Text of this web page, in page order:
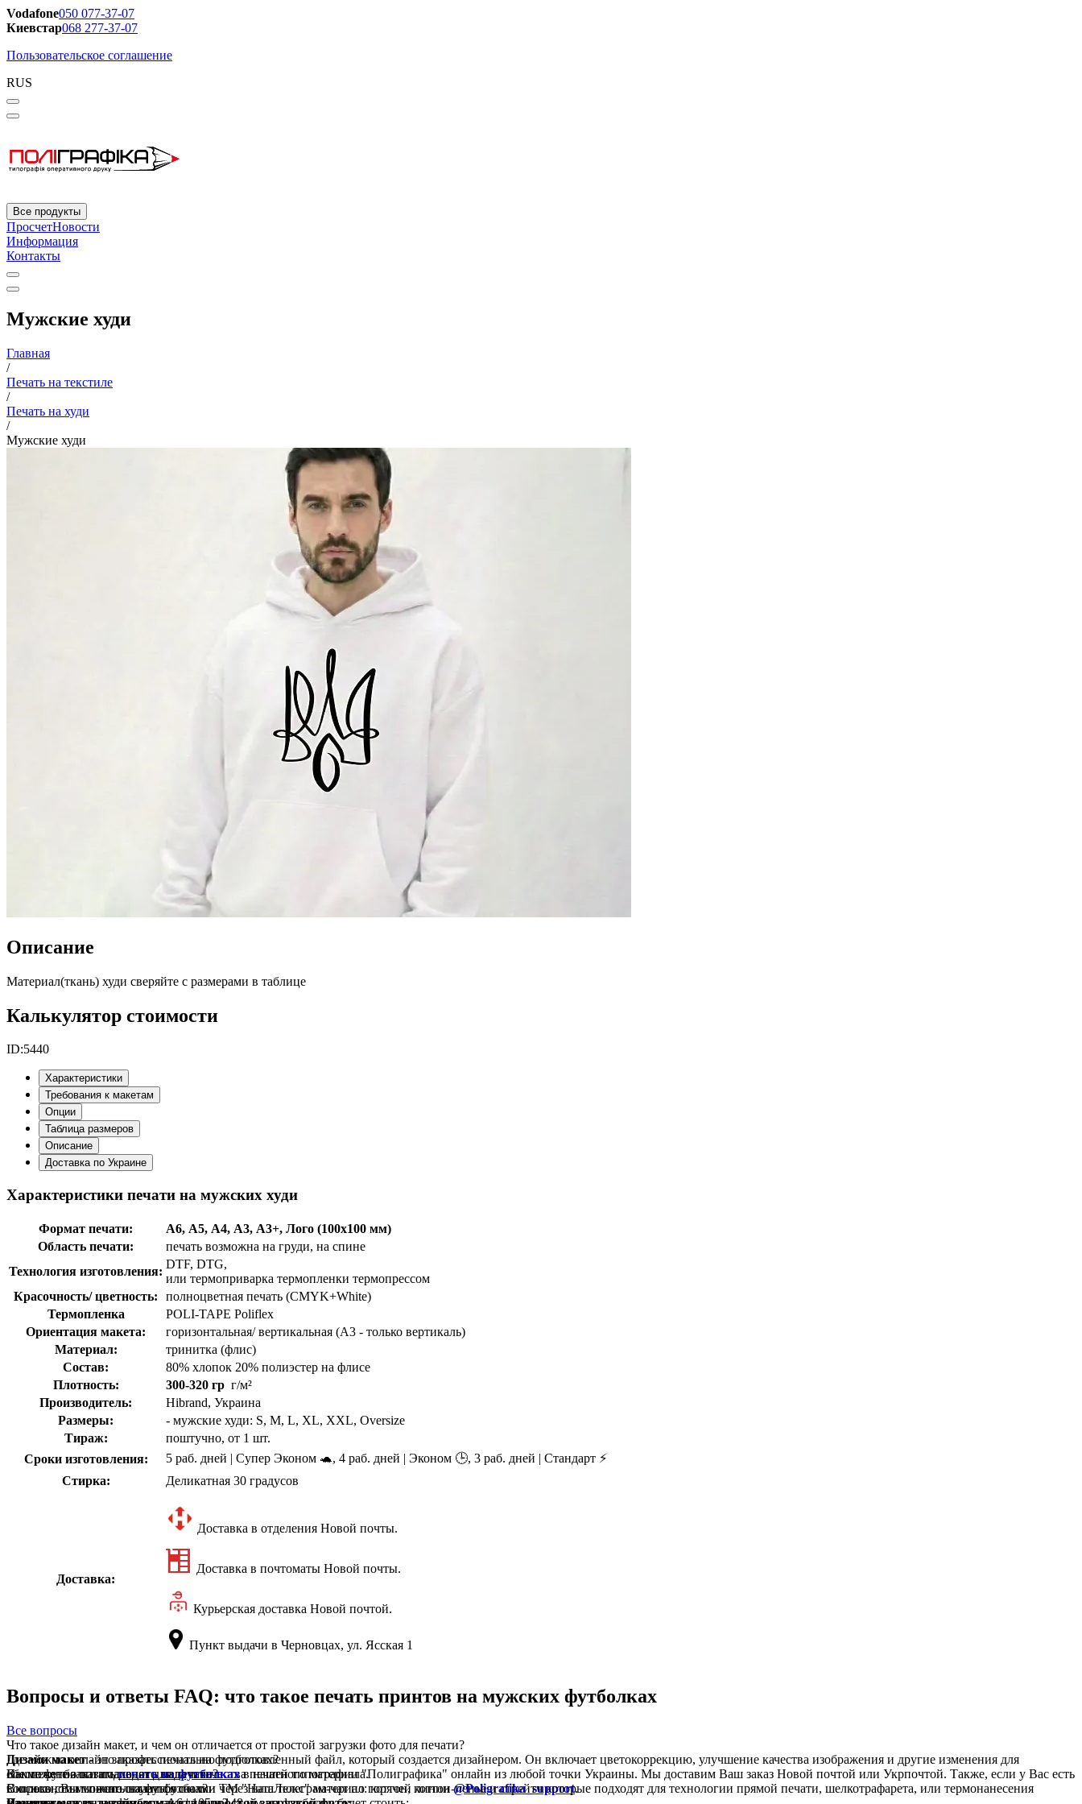
Vodafone050 077-37-07
Киевстар068 277-37-07
Пользовательское соглашение
RUS
Все продукты
ПросчетНовости
Информация
Контакты
Мужские худи
Главная
/
Печать на текстиле
/
Печать на худи
/
Мужские худи
Описание
Материал(ткань) худи сверяйте с размерами в таблице
Калькулятор стоимости
ID:5440
Характеристики
Требования к макетам
Опции
Таблица размеров
Описание
Доставка по Украине
Характеристики печати на мужских худи
Формат печати:
А6, А5, А4, А3, А3+, Лого (100х100 мм)
Область печати:
печать возможна на груди, на спине
Технология изготовления:
DTF, DTG,
или термоприварка термопленки термопрессом
Красочность/ цветность:
полноцветная печать (СMYK+White)
Термопленка
POLI-TAPE Poliflex
Ориентация макета:
горизонтальная/ вертикальная (А3 - только вертикаль)
Материал:
тринитка (флис)
Состав:
80% хлопок 20% полиэстер на флисе
Плотность:
300-320 гр г/м²
Производитель:
Hibrand, Украина
Размеры:
- мужские худи: S, M, L, XL, XXL, Oversize
Тираж:
поштучно, от 1 шт.
Сроки изготовления:
5 раб. дней | Супер Эконом 🐢, 4 раб. дней | Эконом 🕒, 3 раб. дней | Стандарт ⚡
Стирка:
Деликатная 30 градусов
Доставка:
Доставка в отделения Новой почты.
Доставка в почтоматы Новой почты.
Курьерская доставка Новой почтой.
Пункт выдачи в Черновцах, ул. Ясская 1
Вопросы и ответы FAQ: что такое печать принтов на мужских футболках
Все вопросы
Что такое дизайн макет, и чем он отличается от простой загрузки фото для печати?
Дизайн макет- это профессионально подготовленный файл, который создается дизайнером. Он включает цветокоррекцию, улучшение качества изображения и другие изменения для
обеспечения оптимального вида и качества печатного материала.
Где можно онлайн заказать печать на футболках?
Вы можете заказатьпечать на футболкахв нашей типографии "Полиграфика" онлайн из любой точки Украины. Мы доставим Ваш заказ Новой почтой или Укрпочтой. Также, если у Вас есть
вопросы, Вы можете связаться с нами через наш телеграм-чат по горячей линии@Poligrafika_support.
Какие футболки подходят для печати?
В основном мы используем футболки ТМ "НатаЛюкс" материал: коттон, коттон-пенье и стрейтч которые подходят для технологии прямой печати, шелкотрафарета, или термонанесения
Сколько стоит печать на футболках?